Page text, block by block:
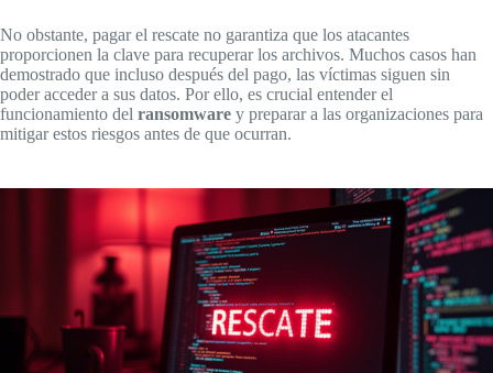
No obstante, pagar el rescate no garantiza que los atacantes
proporcionen la clave para recuperar los archivos. Muchos casos han
demostrado que incluso después del pago, las víctimas siguen sin
poder acceder a sus datos. Por ello, es crucial entender el
funcionamiento del ransomware y preparar a las organizaciones para
mitigar estos riesgos antes de que ocurran.